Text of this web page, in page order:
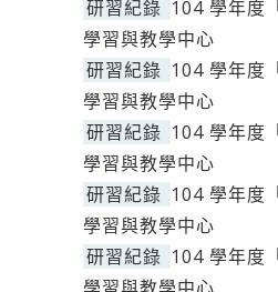
研習紀錄 104 學年度
學習與教學中心
研習紀錄 104 學年度
學習與教學中心
研習紀錄 104 學年度
學習與教學中心
研習紀錄 104 學年度
學習與教學中心
研習紀錄 104 學年度